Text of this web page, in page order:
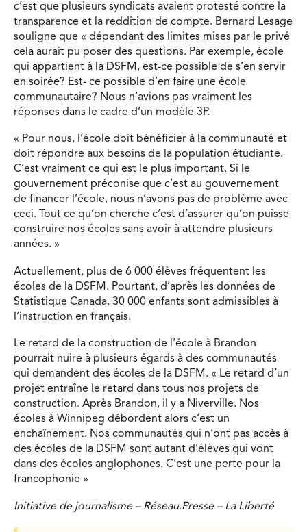
c’est que plusieurs syndicats avaient protesté contre la
transparence et la reddition de compte. Bernard Lesage
souligne que « dépendant des limites mises par le privé
cela aurait pu poser des questions. Par exemple, école
qui appartient à la DSFM, est-ce possible de s’en servir
en soirée? Est- ce possible d’en faire une école
communautaire? Nous n’avions pas vraiment les
réponses dans le cadre d’un modèle 3P.
« Pour nous, l’école doit bénéficier à la communauté et
doit répondre aux besoins de la population étudiante.
C’est vraiment ce qui est le plus important. Si le
gouvernement préconise que c’est au gouvernement
de financer l’école, nous n’avons pas de problème avec
ceci. Tout ce qu’on cherche c’est d’assurer qu’on puisse
construire nos écoles sans avoir à attendre plusieurs
années. »
Actuellement, plus de 6 000 élèves fréquentent les
écoles de la DSFM. Pourtant, d’après les données de
Statistique Canada, 30 000 enfants sont admissibles à
l’instruction en français.
Le retard de la construction de l’école à Brandon
pourrait nuire à plusieurs égards à des communautés
qui demandent des écoles de la DSFM. « Le retard d’un
projet entraîne le retard dans tous nos projets de
construction. Après Brandon, il y a Niverville. Nos
écoles à Winnipeg débordent alors c’est un
enchaînement. Nos communautés qui n’ont pas accès à
des écoles de la DSFM sont autant d’élèves qui vont
dans des écoles anglophones. C’est une perte pour la
francophonie »
Initiative de journalisme – Réseau.Presse – La Liberté